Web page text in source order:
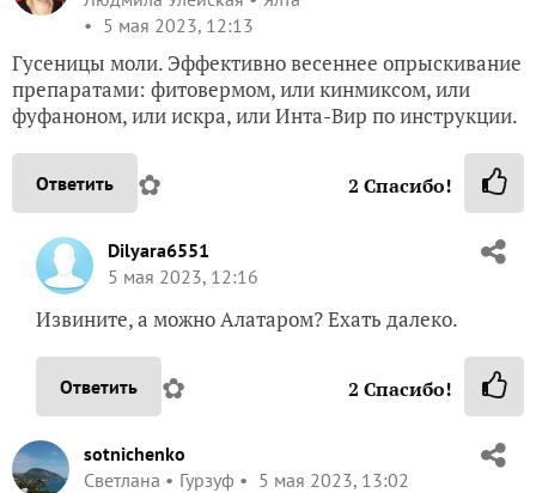
5 мая 2023, 12:13
Гусеницы моли. Эффективно весеннее опрыскивание
препаратами: фитовермом, или кинмиксом, или
фуфаноном, или искра, или Инта-Вир по инструкции.
Ответить ✿ 2 Спасибо!
Dilyara6551
5 мая 2023, 12:16
Извините, а можно Алатаром? Ехать далеко.
Ответить ✿ 2 Спасибо!
sotnichenko
Светлана
Гурзуф 5 мая 2023, 13:02